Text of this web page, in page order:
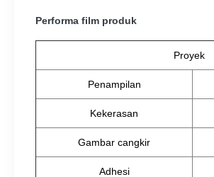
Performa film produk
Proyek
Penampilan
Kekerasan
Gambar cangkir
Adhesi